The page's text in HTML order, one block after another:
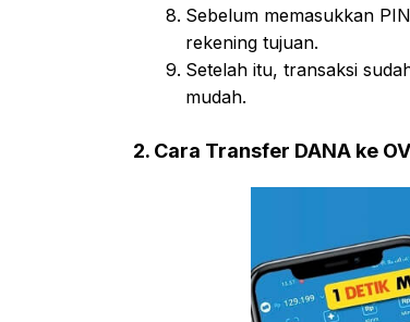
Sebelum memasukkan
rekening tujuan.
Setelah itu, transaksi
mudah.
2. Cara Transfer DANA ke